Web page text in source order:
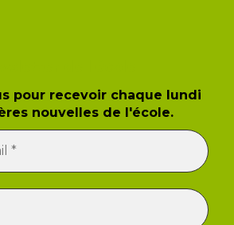
pour recevoir chaque lundi
nouvelles de l'école.